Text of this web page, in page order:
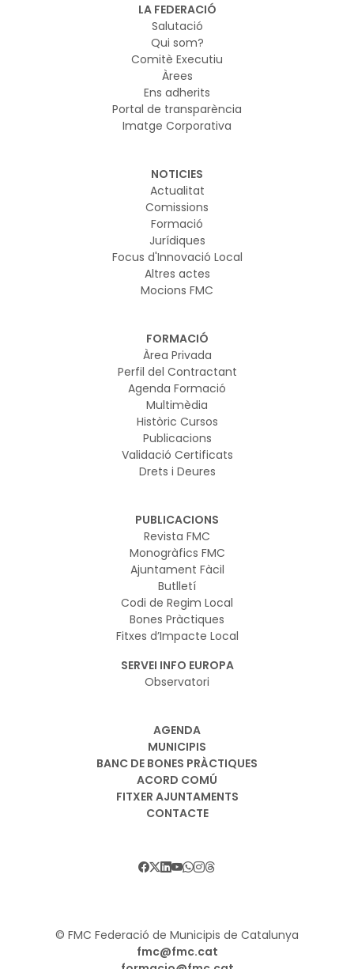
LA FEDERACIÓ
Salutació
Qui som?
Comitè Executiu
Àrees
Ens adherits
Portal de transparència
Imatge Corporativa
NOTICIES
Actualitat
Comissions
Formació
Jurídiques
Focus d'Innovació Local
Altres actes
Mocions FMC
FORMACIÓ
Àrea Privada
Perfil del Contractant
Agenda Formació
Multimèdia
Històric Cursos
Publicacions
Validació Certificats
Drets i Deures
PUBLICACIONS
Revista FMC
Monogràfics FMC
Ajuntament Fàcil
Butlletí
Codi de Regim Local
Bones Pràctiques
Fitxes d’Impacte Local
SERVEI INFO EUROPA
Observatori
AGENDA
MUNICIPIS
BANC DE BONES PRÀCTIQUES
ACORD COMÚ
FITXER AJUNTAMENTS
CONTACTE
© FMC Federació de Municipis de Catalunya
fmc@fmc.cat